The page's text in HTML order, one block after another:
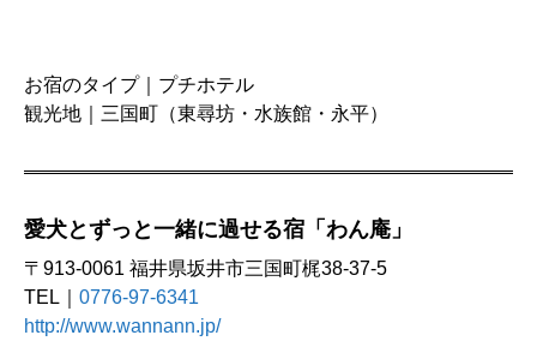
お宿のタイプ｜プチホテル
観光地｜三国町（東尋坊・水族館・永平）
愛犬とずっと一緒に過せる宿「わん庵」
〒913-0061 福井県坂井市三国町梶38-37-5
TEL｜ 0776-97-6341
http://www.wannann.jp/